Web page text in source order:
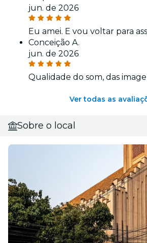
jun. de 2026
Eu amei. E vou voltar para
Conceição A.
jun. de 2026
Qualidade do som, das
Ver todas as
Sobre o local